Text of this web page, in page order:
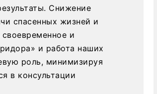
Снижение
спасенных жизней и
и
и работа наших
роль, минимизируя
в консультации